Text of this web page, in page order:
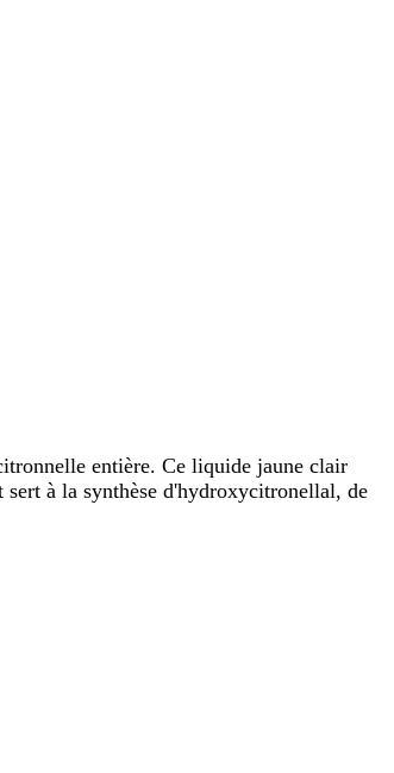
entière. Ce liquide jaune clair
à la synthèse d'hydroxycitronellal, de